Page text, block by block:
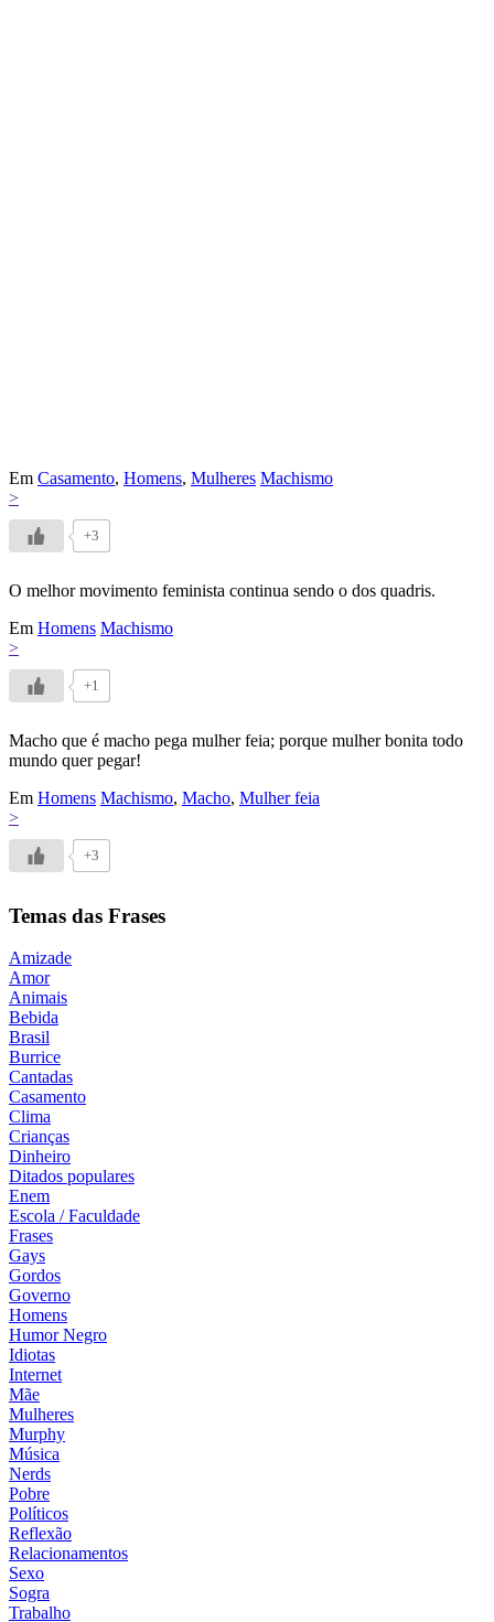
Em Casamento, Homens, Mulheres Machismo
>
+3
O melhor movimento feminista continua sendo o dos quadris.
Em Homens Machismo
>
+1
Macho que é macho pega mulher feia; porque mulher bonita todo
mundo quer pegar!
Em Homens Machismo, Macho, Mulher feia
>
+3
Temas das Frases
Amizade
Amor
Animais
Bebida
Brasil
Burrice
Cantadas
Casamento
Clima
Crianças
Dinheiro
Ditados populares
Enem
Escola / Faculdade
Frases
Gays
Gordos
Governo
Homens
Humor Negro
Idiotas
Internet
Mãe
Mulheres
Murphy
Música
Nerds
Pobre
Políticos
Reflexão
Relacionamentos
Sexo
Sogra
Trabalho